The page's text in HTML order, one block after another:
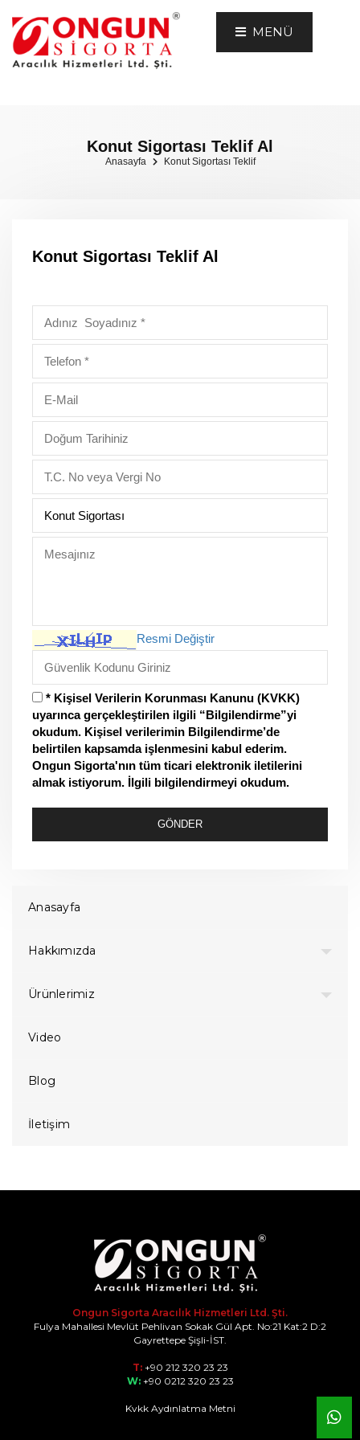
MENÜ
Konut Sigortası Teklif Al
Anasayfa Konut Sigortası Teklif
Konut Sigortası Teklif Al
Resmi Değiştir
* Kişisel Verilerin Korunması Kanunu (KVKK)
uyarınca gerçekleştirilen ilgili “Bilgilendirme”yi
okudum. Kişisel verilerimin Bilgilendirme’de
belirtilen kapsamda işlenmesini kabul ederim.
Ongun Sigorta'nın tüm ticari elektronik iletilerini
almak istiyorum. İlgili bilgilendirmeyi okudum.
GÖNDER
Anasayfa
Hakkımızda
Ürünlerimiz
Video
Blog
İletişim
Ongun Sigorta Aracılık Hizmetleri Ltd. Şti.
Fulya Mahallesi Mevlüt Pehlivan Sokak Gül Apt. No:21 Kat:2 D:2
Gayrettepe Şişli-İST.
T:+90 212 320 23 23
W:+90 0212 320 23 23
Kvkk Aydınlatma Metni